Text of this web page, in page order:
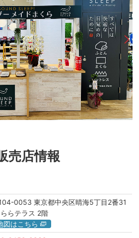
売店情報
0053 東京都中央区晴海5丁目2番31
ららテラス 2階
図はこちら